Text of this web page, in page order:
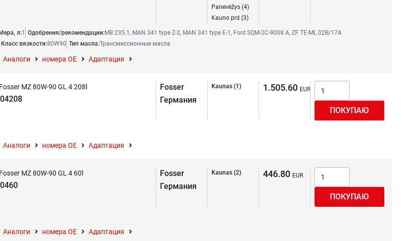
Panevėžys (4)
Kauno prd (3)
Мера, л:1 Одобрения/рекомендации:MB 235.1, MAN 341 type Z-2, MAN 341 type E-1, Ford SQM-2C-9008 A, ZF TE-ML 02B/17A
Класс вязкости:80W90 Тип масла:Трансмиссионные масла
Аналоги номера ОЕ Адаптация
MZ 80W-90 GL 4 208l
Fosser
Германия
Kaunas (1) 1.505.60
Аналоги номера ОЕ Адаптация
MZ 80W-90 GL 4 60l
Fosser
Германия
Kaunas (2) 446.80
Аналоги номера ОЕ Адаптация